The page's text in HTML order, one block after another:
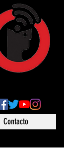
Contacto